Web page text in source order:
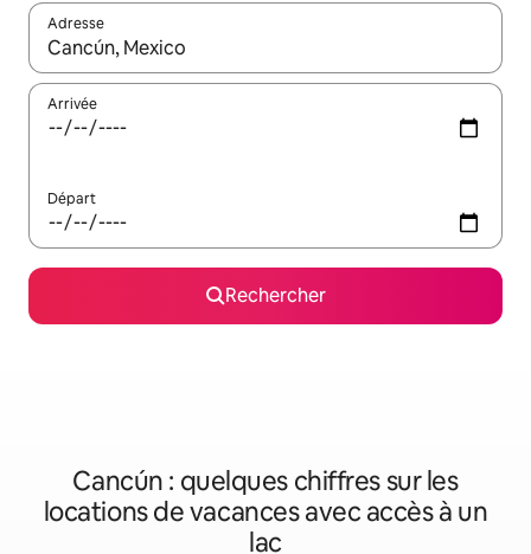
Adresse
Lorsque les résultats s'affichent, utilisez les flèches vers le
Arrivée
Départ
Rechercher
Cancún : quelques chiffres sur les
locations de vacances avec accès à un
lac